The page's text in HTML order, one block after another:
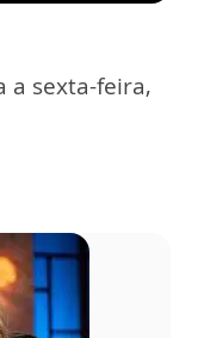
a sexta-feira,